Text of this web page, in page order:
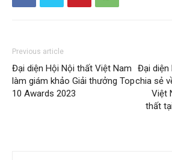
Previous article
Đại diện Hội Nội thất Việt Nam
làm giám khảo Giải thưởng Top
10 Awards 2023
Đại diện
chia sẻ
Việt
thất